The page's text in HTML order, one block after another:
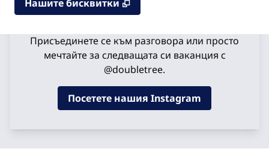
Нашите бисквитки
Станете социални
Присъединете се към разговора или просто
мечтайте за следващата си ваканция с
@doubletree.
Посетете нашия Instagram